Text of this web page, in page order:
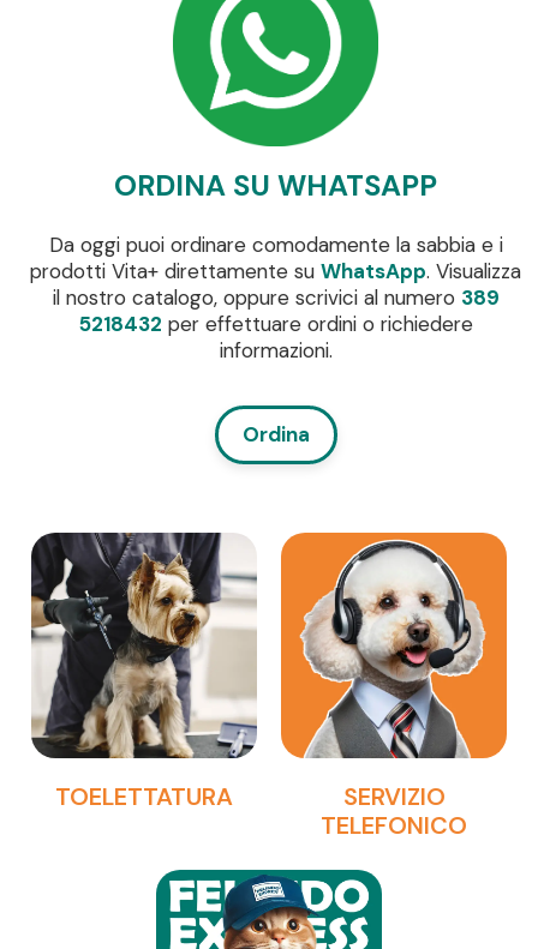
ORDINA SU WHATSAPP
Da oggi puoi ordinare comodamente la sabbia e i
prodotti Vita+ direttamente suWhatsApp. Visualizza
il nostro catalogo, oppure scrivici al numero 389
5218432 per effettuare ordini o richiedere
informazioni.
Ordina
TOELETTATURA
SERVIZIO
TELEFONICO